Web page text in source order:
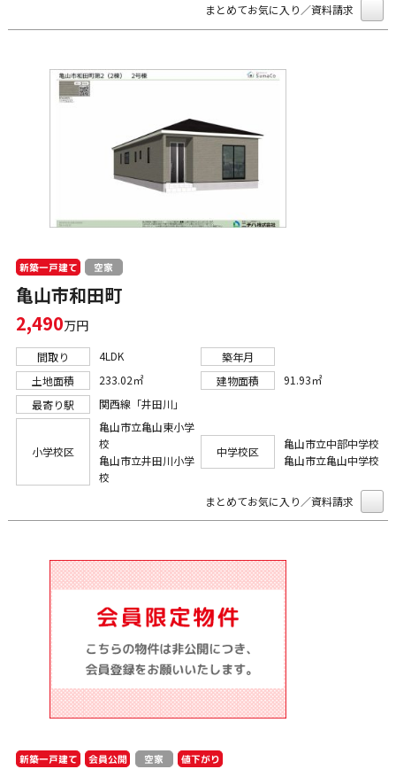
まとめてお気に入り／資料請求
新築一戸建て 空家
亀山市和田町
2,490万円
間取り 4LDK
築年月
土地面積
233.02㎡ 建物面積
91.93㎡
最寄り駅
関西線「井田川」
小学校区
亀山市立亀山東小学
校
亀山市立井田川小学
校
中学校区
亀山市立中部中学校
亀山市立亀山中学校
まとめてお気に入り／資料請求
新築一戸建て 会員公開 空家 値下がり